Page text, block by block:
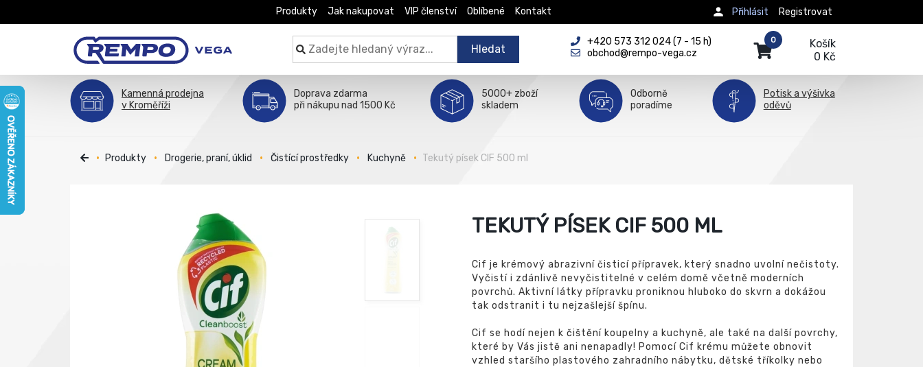
Produkty Jak nakupovat VIP členství Oblíbené Kontakt Registrovat
Přihlásit
Hledat
+420 573 312 024 (7 - 15 h)
obchod@rempo-vega.cz
Košík
0 Kč
0
Kamenná prodejna
v Kroměříži
Doprava zdarma
při nákupu nad 1500 Kč
5000+ zboží
skladem
Odborně
poradíme
Potisk a výšivka
oděvů
Produkty Drogerie, praní, úklid Čistící prostředky Kuchyně Tekutý písek CIF 500 ml
TEKUTÝ PÍSEK CIF 500 ML
Cif je krémový abrazivní čisticí přípravek, který snadno uvolní nečistoty.
Vyčistí i zdánlivě nevyčistitelné v celém domě včetně moderních
povrchů. Aktivní látky přípravku proniknou hluboko do skvrn a dokážou
tak odstranit i tu nejzašlejší špínu.
Cif se hodí nejen k čištění koupelny a kuchyně, ale také na další povrchy,
které by Vás jistě ani nenapadly! Pomocí Cif krému můžete obnovit
vzhled staršího plastového zahradního nábytku, dětské tříkolky nebo